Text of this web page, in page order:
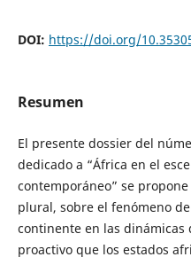
DOI: https://doi.org/
Resumen
El presente dossier del
dedicado a “África en el
contemporáneo” se
plural, sobre el fenómeno
continente en las dinámicas
proactivo que los estados